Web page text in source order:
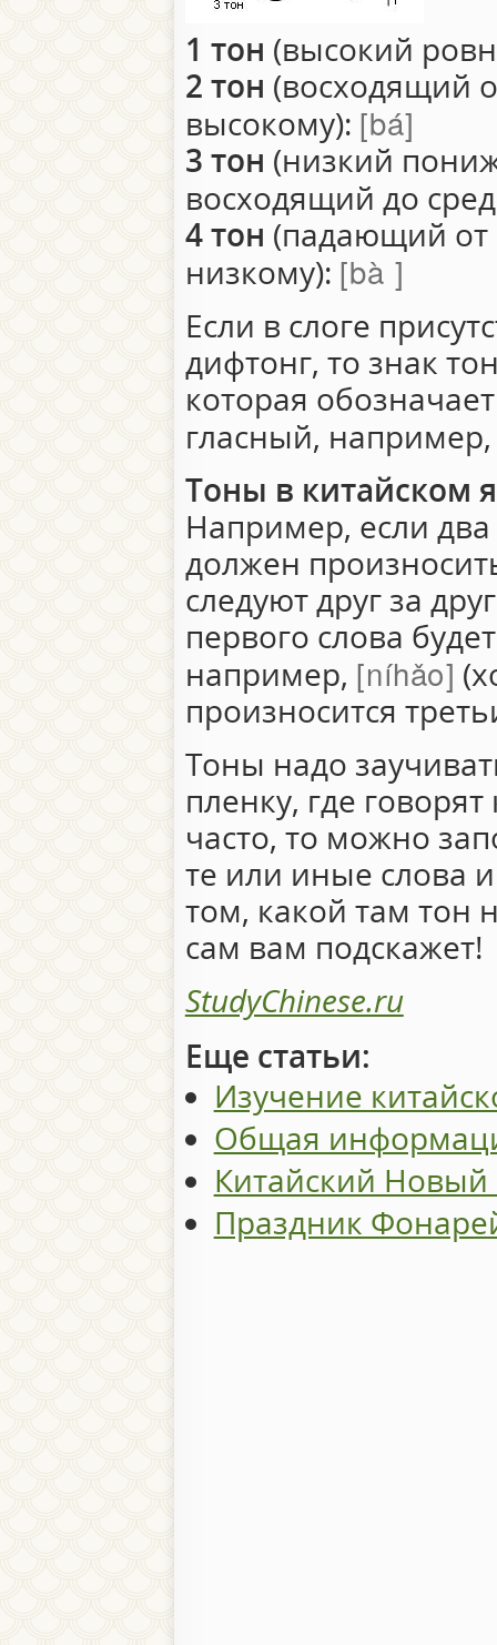
1 тон (высокий
2 тон (восходящий
высокому): bá
3 тон (низкий
восходящий до
4 тон (падающий от
низкому): bà
Если в слоге
дифтонг, то знак
которая
гласный,
Тоны в китайском
Например, если
должен
следуют друг за
первого слова
например, níhǎo
произносится
Тоны надо
пленку, где
часто, то можно
те или иные слова
том, какой там тон
сам вам подскажет!
StudyChinese.ru
Еще статьи:
Изучение
Общая
Китайский Новый
Праздник